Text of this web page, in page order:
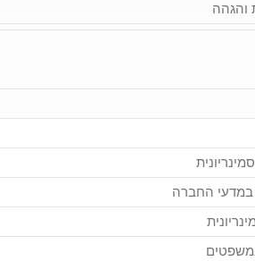
והגהה
במדעי החברה